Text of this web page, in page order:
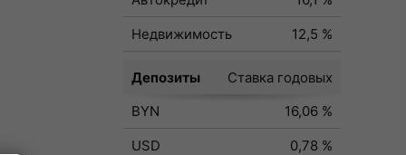
Недвижимость
12,5 %
Депозиты
Ставка годовых
BYN
16,06 %
USD
0,78 %